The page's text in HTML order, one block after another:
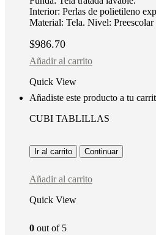
Interior: Perlas de polietileno
Material: Tela. Nivel: Preescolar
$986.70
Añadir al carrito
Quick View
Añadiste este producto a tu
CUBI TABLILLAS
Ir al carrito Continuar
Añadir al carrito
Quick View
0 out of 5